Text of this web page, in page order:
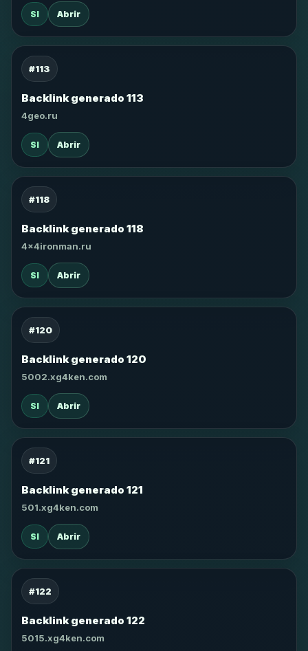
SI Abrir
#113
Backlink generado 113
4geo.ru
SI Abrir
#118
Backlink generado 118
4x4ironman.ru
SI Abrir
#120
Backlink generado 120
5002.xg4ken.com
SI Abrir
#121
Backlink generado 121
501.xg4ken.com
SI Abrir
#122
Backlink generado 122
5015.xg4ken.com